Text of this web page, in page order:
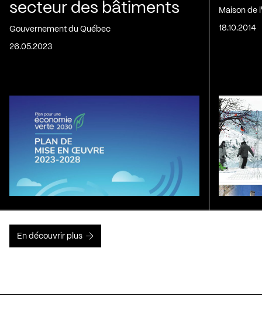
secteur des bâtiments
Gouvernement du Québec
26.05.2023
Maison de
18.10.2014
En découvrir plus